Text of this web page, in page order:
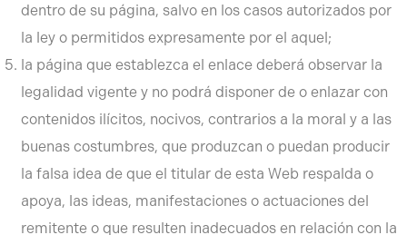
dentro de su página, salvo en los casos autorizados por
la ley o permitidos expresamente por el aquel;
la página que establezca el enlace deberá observar la
legalidad vigente y no podrá disponer de o enlazar con
contenidos ilícitos, nocivos, contrarios a la moral y a las
buenas costumbres, que produzcan o puedan producir
la falsa idea de que el titular de esta Web respalda o
apoya, las ideas, manifestaciones o actuaciones del
remitente o que resulten inadecuados en relación con la